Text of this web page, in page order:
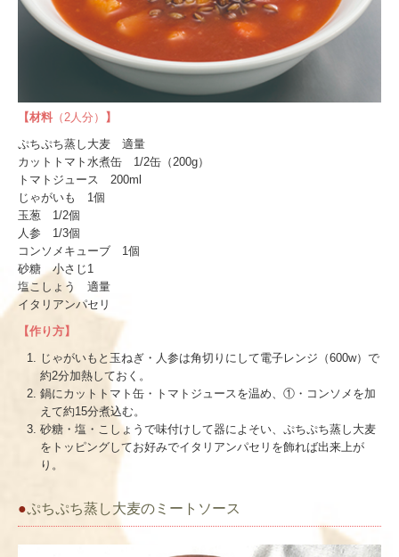
【材料 （2人分）
】
ぷちぷち蒸し大麦 適量
カットトマト水煮缶 1/2缶（200g）
トマトジュース 200ml
じゃがいも 1個
玉葱 1/2個
人参 1/3個
コンソメキューブ 1個
砂糖 小さじ1
塩こしょう 適量
イタリアンパセリ
【作り方】
じゃがいもと玉ねぎ・人参は角切りにして電子レンジ（600w）で
約2分加熱しておく。
鍋にカットトマト缶・トマトジュースを温め、①・コンソメを加
えて約15分煮込む。
砂糖・塩・こしょうで味付けして器によそい、ぷちぷち蒸し大麦
をトッピングしてお好みでイタリアンパセリを飾れば出来上が
り。
●ぷちぷち蒸し大麦のミートソース